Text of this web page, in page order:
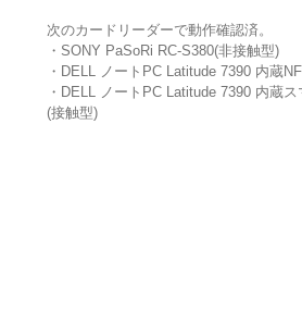
次のカードリーダーで動作確認済。
・SONY PaSoRi RC-S380(非接触型)
・DELL ノートPC Latitude 7390 内蔵
・DELL ノートPC Latitude 7390 内蔵
(接触型)